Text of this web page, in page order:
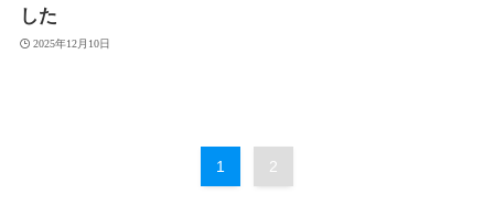
した
2025年12月10日
1 2